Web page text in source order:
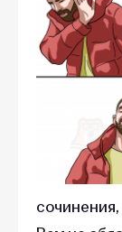
сочинения,